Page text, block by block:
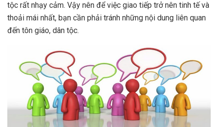
tộc rất nhạy cảm. Vậy nên để việc giao tiếp trở nên tinh tế và
thoải mái nhất, bạn cần phải tránh những nội dung liên quan
đến tôn giáo, dân tộc.